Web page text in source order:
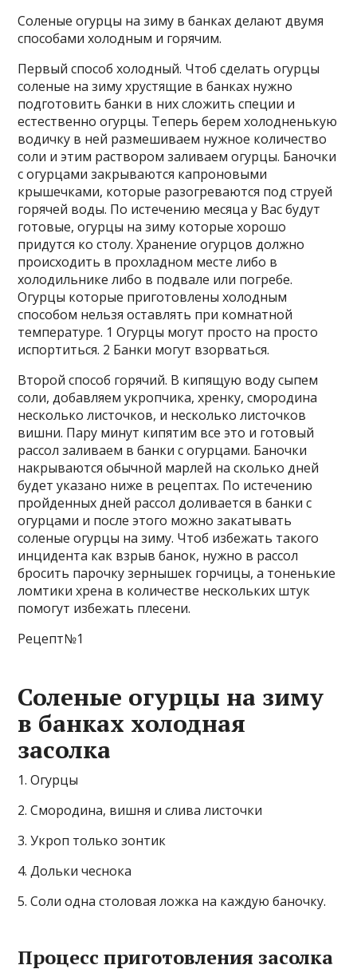
Соленые огурцы на зиму в банках делают двумя
способами холодным и горячим.
Первый способ холодный. Чтоб сделать огурцы
соленые на зиму хрустящие в банках нужно
подготовить банки в них сложить специи и
естественно огурцы. Теперь берем холодненькую
водичку в ней размешиваем нужное количество
соли и этим раствором заливаем огурцы. Баночки
с огурцами закрываются капроновыми
крышечками, которые разогреваются под струей
горячей воды. По истечению месяца у Вас будут
готовые, огурцы на зиму которые хорошо
придутся ко столу. Хранение огурцов должно
происходить в прохладном месте либо в
холодильнике либо в подвале или погребе.
Огурцы которые приготовлены холодным
способом нельзя оставлять при комнатной
температуре. 1 Огурцы могут просто на просто
испортиться. 2 Банки могут взорваться.
Второй способ горячий. В кипящую воду сыпем
соли, добавляем укропчика, хренку, смородина
несколько листочков, и несколько листочков
вишни. Пару минут кипятим все это и готовый
рассол заливаем в банки с огурцами. Баночки
накрываются обычной марлей на сколько дней
будет указано ниже в рецептах. По истечению
пройденных дней рассол доливается в банки с
огурцами и после этого можно закатывать
соленые огурцы на зиму. Чтоб избежать такого
инцидента как взрыв банок, нужно в рассол
бросить парочку зернышек горчицы, а тоненькие
ломтики хрена в количестве нескольких штук
помогут избежать плесени.
Рецепт№1
Соленые огурцы на зиму
в банках холодная
засолка
1. Огурцы
2. Смородина, вишня и слива листочки
3. Укроп только зонтик
4. Дольки чеснока
5. Соли одна столовая ложка на каждую баночку.
Процесс приготовления засолка